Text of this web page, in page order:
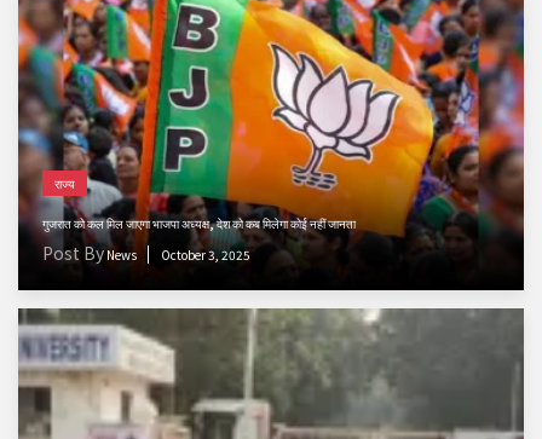
राज्य
गुजरात को कल मिल जाएगा भाजपा अध्यक्ष, देश को कब मिलेगा कोई नहीं जानता
Post ByNews October 3, 2025